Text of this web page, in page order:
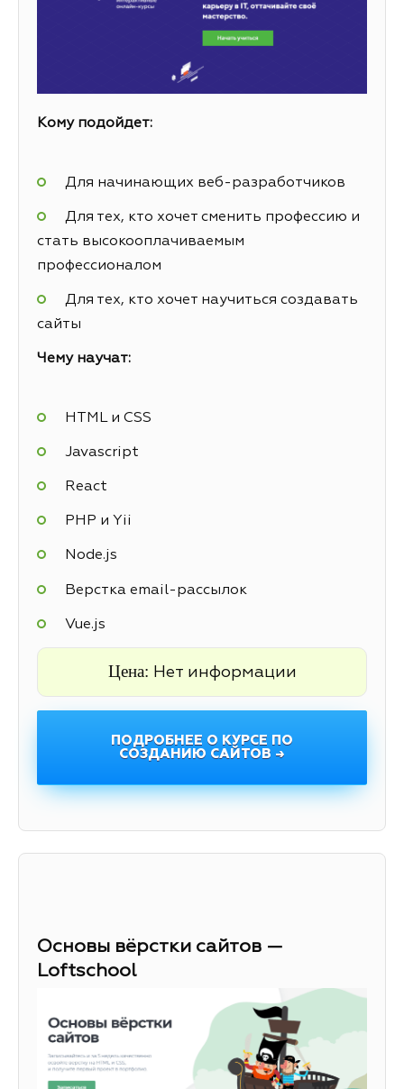
Кому подойдет:
Для начинающих веб-разработчиков
Для тех, кто хочет сменить профессию и
стать высокооплачиваемым
профессионалом
Для тех, кто хочет научиться создавать
сайты
Чему научат:
HTML и CSS
Javascript
React
PHP и Yii
Node.js
Верстка email-рассылок
Vue.js
Цена: Нет информации
ПОДРОБНЕЕ О КУРСЕ ПО
СОЗДАНИЮ САЙТОВ →
Основы вёрстки сайтов —
Loftschool